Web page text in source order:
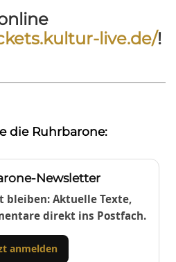
live.de/!
die Ruhrbarone:
Newsletter
Aktuelle Texte,
direkt ins Postfach.
anmelden